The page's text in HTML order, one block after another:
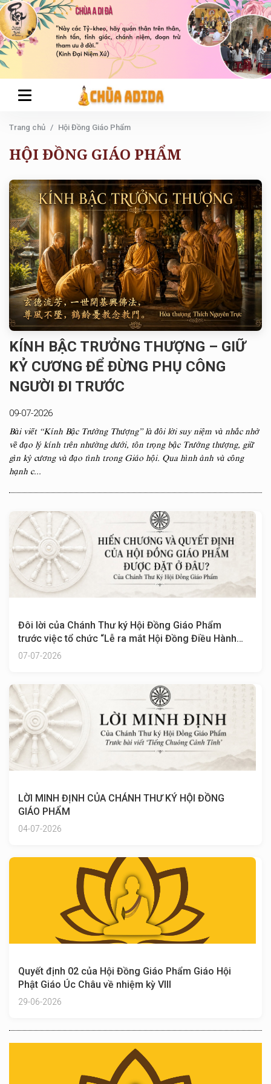
Trang chủ Hội Đồng Giáo Phẩm
HỘI ĐỒNG GIÁO PHẨM
KÍNH BẬC TRƯỞNG THƯỢNG – GIỮ
KỶ CƯƠNG ĐỂ ĐỪNG PHỤ CÔNG
NGƯỜI ĐI TRƯỚC
09-07-2026
Bài viết “Kính Bậc Trưởng Thượng” là đôi lời suy niệm và nhắc nhở
về đạo lý kính trên nhường dưới, tôn trọng bậc Trưởng thượng, giữ
gìn kỷ cương và đạo tình trong Giáo hội. Qua hình ảnh và công
hạnh c...
Đôi lời của Chánh Thư ký Hội Đồng Giáo Phẩm
trước việc tổ chức “Lễ ra mắt Hội Đồng Điều Hành
Giáo Hội nhiệm kỳ VIII”
07-07-2026
LỜI MINH ĐỊNH CỦA CHÁNH THƯ KÝ HỘI ĐỒNG
GIÁO PHẨM
04-07-2026
Quyết định 02 của Hội Đồng Giáo Phẩm Giáo Hội
Phật Giáo Úc Châu về nhiệm kỳ VIII
29-06-2026